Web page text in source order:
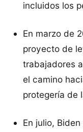
incluidos los
En marzo de
proyecto de
trabajadores
el camino
protegería de
En julio,